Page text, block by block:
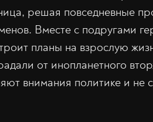
решая повседневные
Вместе с подругами
планы на взрослую
от инопланетного
внимания политике и не